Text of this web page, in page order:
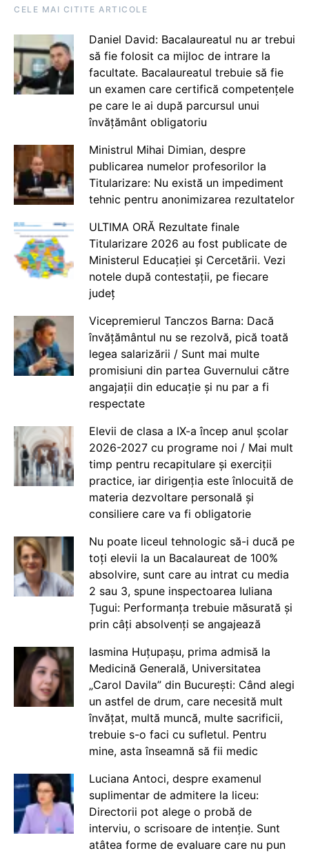
CELE MAI CITITE ARTICOLE
Daniel David: Bacalaureatul nu ar trebui
să fie folosit ca mijloc de intrare la
facultate. Bacalaureatul trebuie să fie
un examen care certifică competențele
pe care le ai după parcursul unui
învățământ obligatoriu
Ministrul Mihai Dimian, despre
publicarea numelor profesorilor la
Titularizare: Nu există un impediment
tehnic pentru anonimizarea rezultatelor
ULTIMA ORĂ Rezultate finale
Titularizare 2026 au fost publicate de
Ministerul Educației și Cercetării. Vezi
notele după contestații, pe fiecare
județ
Vicepremierul Tanczos Barna: Dacă
învățământul nu se rezolvă, pică toată
legea salarizării / Sunt mai multe
promisiuni din partea Guvernului către
angajații din educație și nu par a fi
respectate
Elevii de clasa a IX-a încep anul școlar
2026-2027 cu programe noi / Mai mult
timp pentru recapitulare și exerciții
practice, iar dirigenția este înlocuită de
materia dezvoltare personală și
consiliere care va fi obligatorie
Nu poate liceul tehnologic să-i ducă pe
toți elevii la un Bacalaureat de 100%
absolvire, sunt care au intrat cu media
2 sau 3, spune inspectoarea Iuliana
Țugui: Performanța trebuie măsurată și
prin câți absolvenți se angajează
Iasmina Huțupașu, prima admisă la
Medicină Generală, Universitatea
„Carol Davila” din București: Când alegi
un astfel de drum, care necesită mult
învățat, multă muncă, multe sacrificii,
trebuie s-o faci cu sufletul. Pentru
mine, asta înseamnă să fii medic
Luciana Antoci, despre examenul
suplimentar de admitere la liceu:
Directorii pot alege o probă de
interviu, o scrisoare de intenție. Sunt
atâtea forme de evaluare care nu pun